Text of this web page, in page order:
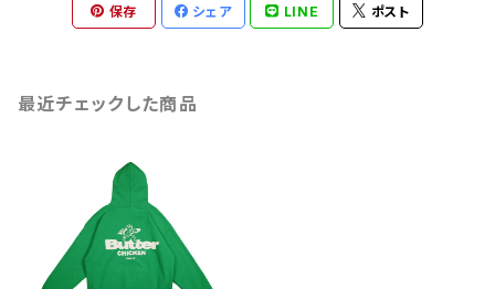
保存 シェア LINE ポスト
最近チェックした商品